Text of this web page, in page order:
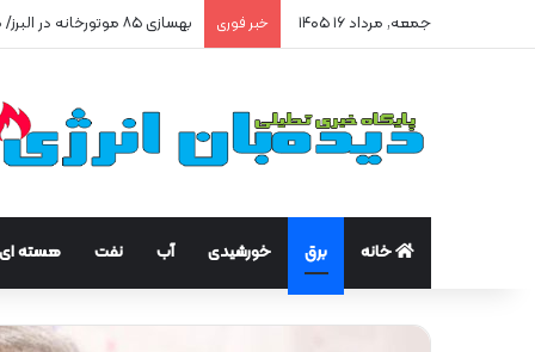
جمعه, مرداد ۱۶ ۱۴۰۵ خبر فوری بهسازی ۸۵ موتورخانه در البرز/ صرفه‌جویی ۲۵۰ هزار مترمکعبی گاز در سه ماه
خانه برق خورشیدی آب نفت هسته ای